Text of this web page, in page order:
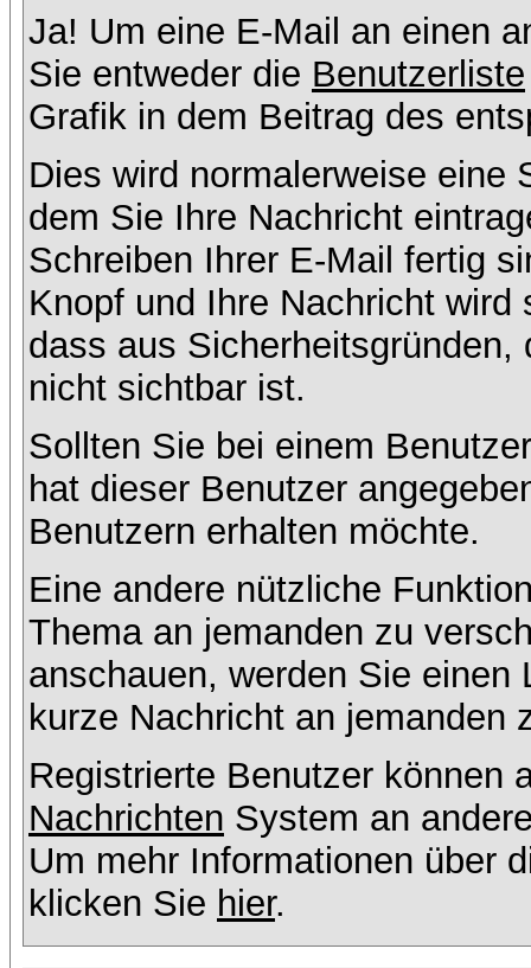
Ja! Um eine E-Mail an einen
Sie entweder die Benutzerliste
Grafik in dem Beitrag des
Dies wird normalerweise eine
dem Sie Ihre Nachricht
Schreiben Ihrer E-Mail fertig
Knopf und Ihre Nachricht
dass aus
nicht sichtbar ist.
Sollten Sie bei einem
hat dieser Benutzer
Benutzern erhalten möchte.
Eine andere nützliche
Thema an jemanden zu
anschauen, werden Sie
kurze Nachricht an jemanden
Registrierte Benutzer können
Nachrichten System an
Um mehr Informationen über
klicken Sie hier.